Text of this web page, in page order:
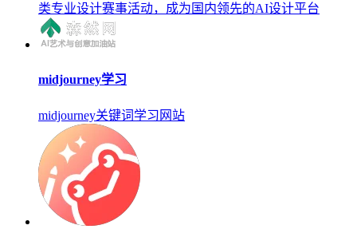
类专业设计赛事活动，成为国内领先的AI设计平台
midjourney学习
midjourney关键词学习网站